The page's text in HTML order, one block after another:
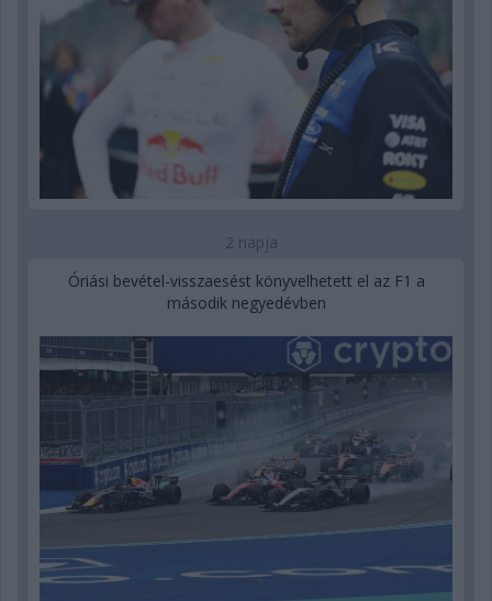
2 napja
Óriási bevétel-visszaesést könyvelhetett el az F1 a
második negyedévben